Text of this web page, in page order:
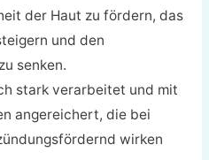
der Haut zu fördern, das
und den
senken.
stark verarbeitet und mit
angereichert, die bei
wirken